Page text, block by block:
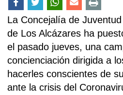
La Concejalía de
de Los Alcázares ha
el pasado jueves, una
concienciación dirigida a
hacerles conscientes de
ante la crisis del